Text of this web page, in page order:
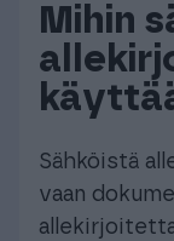
Mihin
Sähköistä
vaan